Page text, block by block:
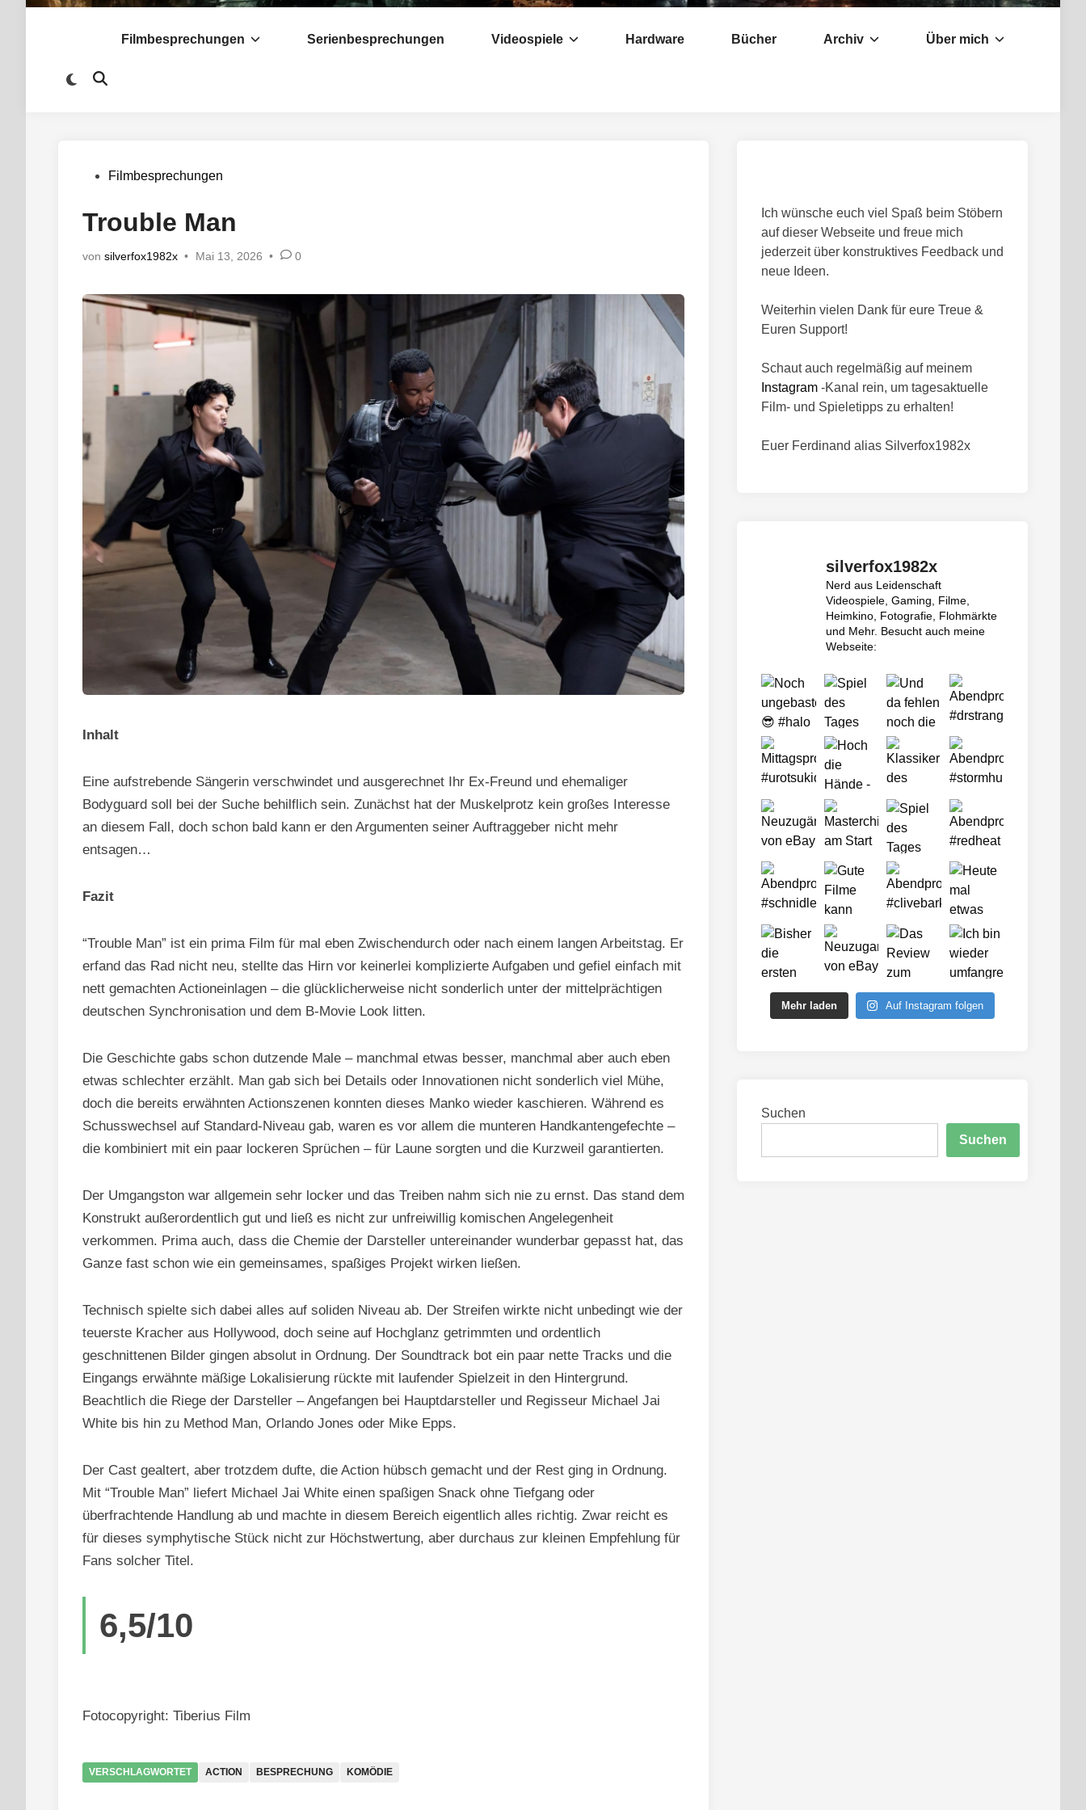
Filmbesprechungen Serienbesprechungen Videospiele Hardware Bücher Archiv Über mich
Zu
Suche
Veröffentlicht
Filmbesprechungen
Trouble Man
von silverfox1982x • Mai 13, 2026 • 0
Inhalt
Eine aufstrebende Sängerin verschwindet und ausgerechnet Ihr Ex-Freund und ehemaliger
Bodyguard soll bei der Suche behilflich sein. Zunächst hat der Muskelprotz kein großes Interesse
an diesem Fall, doch schon bald kann er den Argumenten seiner Auftraggeber nicht mehr
entsagen…
Fazit
“Trouble Man” ist ein prima Film für mal eben Zwischendurch oder nach einem langen Arbeitstag. Er
erfand das Rad nicht neu, stellte das Hirn vor keinerlei komplizierte Aufgaben und gefiel einfach mit
nett gemachten Actioneinlagen – die glücklicherweise nicht sonderlich unter der mittelprächtigen
deutschen Synchronisation und dem B-Movie Look litten.
Die Geschichte gabs schon dutzende Male – manchmal etwas besser, manchmal aber auch eben
etwas schlechter erzählt. Man gab sich bei Details oder Innovationen nicht sonderlich viel Mühe,
doch die bereits erwähnten Actionszenen konnten dieses Manko wieder kaschieren. Während es
Schusswechsel auf Standard-Niveau gab, waren es vor allem die munteren Handkantengefechte –
die kombiniert mit ein paar lockeren Sprüchen – für Laune sorgten und die Kurzweil garantierten.
Der Umgangston war allgemein sehr locker und das Treiben nahm sich nie zu ernst. Das stand dem
Konstrukt außerordentlich gut und ließ es nicht zur unfreiwillig komischen Angelegenheit
verkommen. Prima auch, dass die Chemie der Darsteller untereinander wunderbar gepasst hat, das
Ganze fast schon wie ein gemeinsames, spaßiges Projekt wirken ließen.
Technisch spielte sich dabei alles auf soliden Niveau ab. Der Streifen wirkte nicht unbedingt wie der
teuerste Kracher aus Hollywood, doch seine auf Hochglanz getrimmten und ordentlich
geschnittenen Bilder gingen absolut in Ordnung. Der Soundtrack bot ein paar nette Tracks und die
Eingangs erwähnte mäßige Lokalisierung rückte mit laufender Spielzeit in den Hintergrund.
Beachtlich die Riege der Darsteller – Angefangen bei Hauptdarsteller und Regisseur Michael Jai
White bis hin zu Method Man, Orlando Jones oder Mike Epps.
Der Cast gealtert, aber trotzdem dufte, die Action hübsch gemacht und der Rest ging in Ordnung.
Mit “Trouble Man” liefert Michael Jai White einen spaßigen Snack ohne Tiefgang oder
überfrachtende Handlung ab und machte in diesem Bereich eigentlich alles richtig. Zwar reicht es
für dieses symphytische Stück nicht zur Höchstwertung, aber durchaus zur kleinen Empfehlung für
Fans solcher Titel.
6,5/10
Fotocopyright: Tiberius Film
VERSCHLAGWORTET ACTION BESPRECHUNG KOMÖDIE
Ich wünsche euch viel Spaß beim Stöbern
auf dieser Webseite und freue mich
jederzeit über konstruktives Feedback und
neue Ideen.
Weiterhin vielen Dank für eure Treue &
Euren Support!
Schaut auch regelmäßig auf meinem
Instagram -Kanal rein, um tagesaktuelle
Film- und Spieletipps zu erhalten!
Euer Ferdinand alias Silverfox1982x
silverfox1982x
Nerd aus Leidenschaft
Videospiele, Gaming, Filme,
Heimkino, Fotografie, Flohmärkte
und Mehr. Besucht auch meine
Webseite:
Mehr laden Auf Instagram folgen
Suchen
Suchen